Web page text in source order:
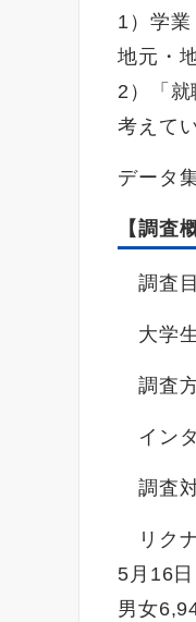
1）学業
地元・
2）「
考えて
データ
【調査
調査
大学生
調査
イン
調査
リク
5月16
男女